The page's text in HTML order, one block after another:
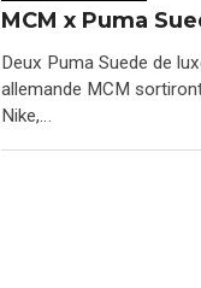
MCM x Puma
Deux Puma Suede de
allemande MCM
Nike,…